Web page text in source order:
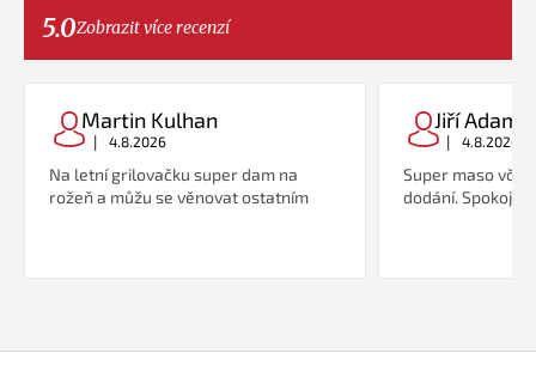
5.0Zobrazit více recenzí
Martin Kulhan
| 4.8.2026
Na letní grilovačku super dam na
rožeň a můžu se věnovat ostatním
Jiří
| 4.8.2026
Super maso
dodání.